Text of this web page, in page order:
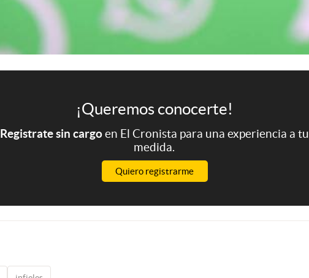
¡Queremos conocerte!
Registrate sin cargoen El Cronista para una experiencia a tu
medida.
Quiero registrarme